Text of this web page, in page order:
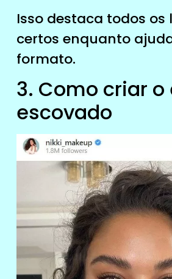
Isso destaca todos os
certos enquanto
formato.
3. Como criar
escovado